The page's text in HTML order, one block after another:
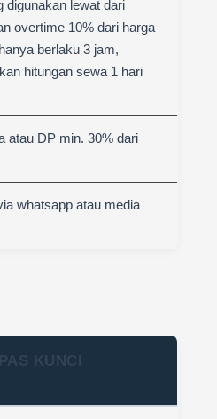
digunakan lewat dari
overtime 10% dari harga
berlaku 3 jam,
hitungan sewa 1 hari
atau DP min. 30% dari
whatsapp atau media
KUNCI